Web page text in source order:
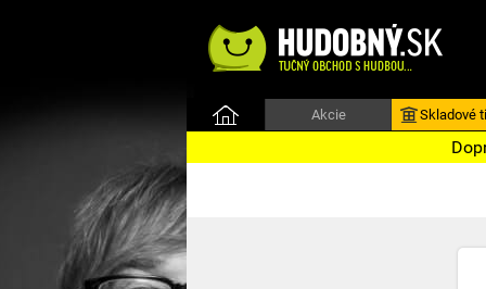
Akcie Skladové